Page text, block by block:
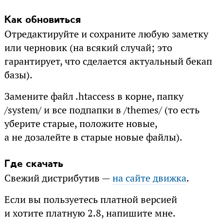
Как обновиться
Отредактируйте и сохраните любую заметку
или черновик (на всякий случай; это
гарантирует, что сделается актуальный бекап
базы).
Замените файл .htaccess в корне, папку
/system/ и все подпапки в /themes/ (то есть
уберите старые, положите новые,
а не дозалейте в старые новые файлы).
Где скачать
Свежий дистрибутив —на сайте движка.
Если вы пользуетесь платной версией
и хотите платную 2.8, напишите мне.